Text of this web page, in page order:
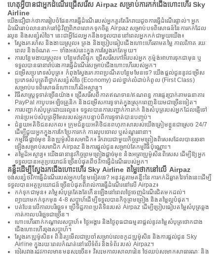
ហេតុអ្វីបានជាអ្នកដំណើរជ្រើសរើស Airpaz សម្រាប់ការកក់ជើងហោះហើរ Sky
Airline
យើងជឿជាក់ថាការរៀបចំផែនការធ្វើដំណើររបស់អ្នកគួរតែរីករាយដូចការធ្វើដំណើរផ្ទាល់។ អ្នក
ដំណើររាប់លាននាក់នៅជុំវិញពិភពលោកទុកចិត្ត Airpaz សម្រាប់បទពិសោធន៍នៃការកក់ដែល
រលូន និងសន្សំសំចៃ។ នេះជាអ្វីដែលអ្នកនឹងទទួលបាននៅពេលអ្នកកក់ជាមួយយើង៖
ស្វែងរករហ័ស និងងាយស្រួល៖ ត្រង និងប្រៀបធៀបជើងហោះហើរតាមតម្លៃ កាលវិភាគ រយៈ
ពេល និងចំណត — ទាំងអស់នេះក្នុងការស្វែងរកតែមួយ។
ការបន្ថែមងាយស្រួល៖ បន្ថែមវ៉ាលីផ្ទុក ជ្រើសរើសកៅអីរបស់អ្នក កុម្ម៉ង់អាហារទុកជាមុន ឬ
ទទួលបានធានារ៉ាប់រងការធ្វើដំណើរសម្រាប់ជើងហោះហើររបស់អ្នក។
ជម្រើសប្រភេទសំបុត្រ៖ កំពុងស្វែងរកភាពប្រណីតបន្ថែមមែនទេ? យើងផ្តល់ជូននូវជម្រើស
ប្រភេទសំបុត្រពីថ្នាក់សន្សំសំចៃ (Economy) ដល់ថ្នាក់លំដាប់កំពូល (First Class)
សម្រាប់បទពិសោធន៍ហោះហើរដ៏អស្ចារ្យ។
វិធីសាស្រ្តទូទាត់ច្រើនយ៉ាង៖ ជ្រើសរើសពីកាតឥណទាន/ឥណពន្ធ ការផ្ទេរប្រាក់តាមធនាគារ
PayPal កាបូបអេឡិចត្រូនិក និងជម្រើសការទូទាត់ក្នុងស្រុកពេញនិយមជាច្រើនទៀត។
ការបញ្ជាក់សំបុត្រដោយរលូន៖ ទទួលបានការបញ្ជាក់ការកក់ និងសំបុត្ររបស់អ្នកដែលផ្ញើទៅ
កាន់ប្រអប់សំបុត្រអ៊ីមែលរបស់អ្នកបន្ទាប់ពីការទូទាត់បានបញ្ចប់។
ជំនួយអតិថិជនសកល៖ ក្រុមជំនួយអតិថិជនពហុភាសារបស់យើងត្រៀមខ្លួនជាស្រេច 24/7
ដើម្បីជួយអ្នកក្នុងការកែប្រែការកក់ ការលុបចោល ឬសំណួរនានា។
កម្មវិធីផ្តាច់មុខ និងប្រូម៉ូសិនសមាជិក៖ រីករាយជាមួយកិច្ចព្រមព្រៀងពិសេសដែលបានរចនា
ឡើងសម្រាប់សមាជិក Airpaz និងការផ្តល់ជូនសម្រាប់តែកម្មវិធីប៉ុណ្ណោះ។
តម្លៃដ៏អស្ចារ្យ៖ យើងធានានូវកិច្ចព្រមព្រៀងផ្តាច់មុខ និងអត្រាប្រូម៉ូសិនពិសេស ដើម្បីឱ្យអ្នក
ទទួលបានអត្ថប្រយោជន៍ច្រើនបំផុតពីថវិកាធ្វើដំណើររបស់អ្នក។
គន្លឹះដើម្បីស្វែងរកជើងហោះហើរ Sky Airline តម្លៃថោកនៅលើ Airpaz
ចង់សន្សំថវិកាធ្វើដំណើររបស់អ្នកបន្ថែមទៀតទេ? អនុវត្តតាមគន្លឹះនៃការកក់ដ៏ឆ្លាតវៃទាំងនេះដើម្បី
ទទួលបានអត្ថប្រយោជន៍ច្រើនបំផុតពីរាល់ការធ្វើដំណើរនៅលើ Airpaz៖
កក់ទុកជាមុន៖ តម្លៃសំបុត្រតែងតែកើនឡើងនៅពេលថ្ងៃចេញដំណើរជិតមកដល់។
ព្យាយាមកក់ទុកមុន 4-8 សប្តាហ៍ដើម្បីទទួលបានកិច្ចព្រមព្រៀង និងតម្លៃល្អបំផុត។
បត់បែនលើកាលបរិច្ឆេទ៖ ប្រើទិដ្ឋភាពប្រតិទិនរបស់ Airpaz ដើម្បីប្រៀបធៀបតម្លៃសំបុត្រឆ្លង
កាត់កាលបរិច្ឆេទជាច្រើន។
ហោះហើរពាក់កណ្តាលសប្តាហ៍៖ ថ្ងៃអង្គារ និងថ្ងៃពុធជាធម្មតាផ្តល់នូវតម្លៃសំបុត្រថោកជាង
ជើងហោះហើរចុងសប្តាហ៍។
ស្វែងរកប្រូម៉ូសិន៖ ពិនិត្យមើលជាប្រចាំសម្រាប់លេខកូដប្រូម៉ូសិន និងការផ្តល់ជូន Sky
Airline ក្នុងរយៈពេលកំណត់នៅលើទំព័រ និងទំព័រ របស់ Airpaz។
ចៀសវាងរដូវកាលមានមនុស្សច្រើន៖ វិស្សមកាលសាលារៀន ថ្ងៃឈប់សម្រាកសាធារណៈ និង